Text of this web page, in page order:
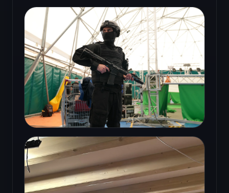
Live action et chroma key
Tournage avec repères spatiaux sous dôme